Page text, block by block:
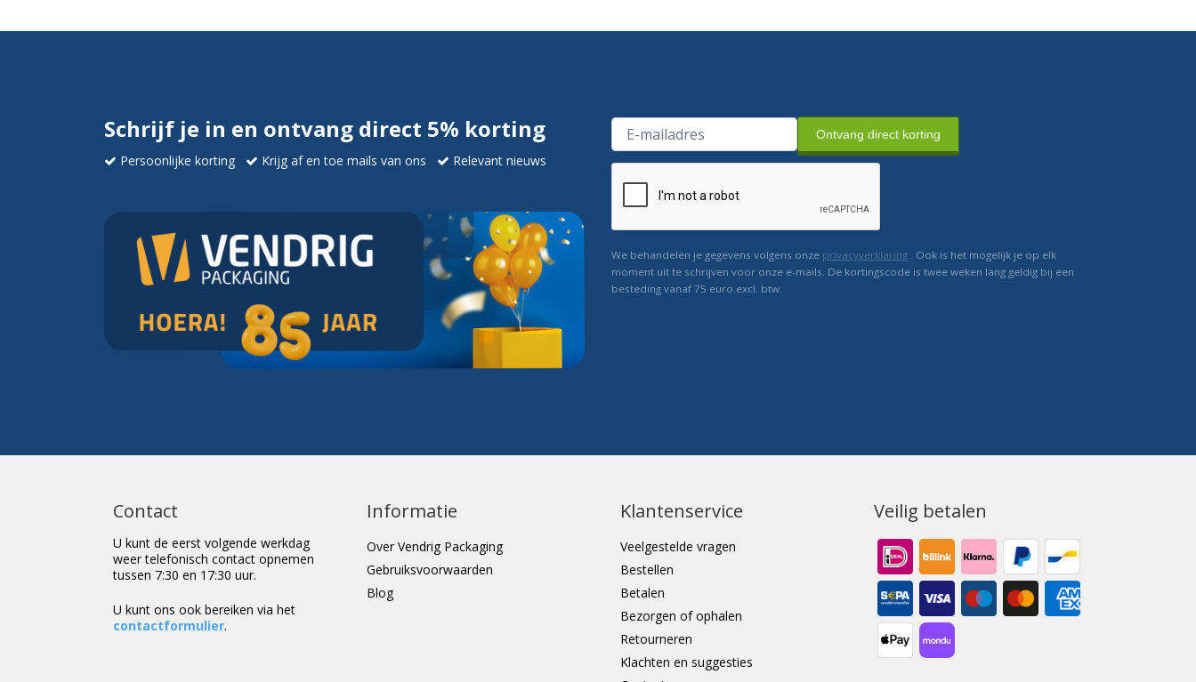
Schrijf je in en ontvang direct 5% korting
Persoonlijke korting Krijg af en toe mails van ons Relevant nieuws
Ontvang direct korting
We behandelen je gegevens volgens onze privacyverklaring . Ook is het mogelijk je op elk
moment uit te schrijven voor onze e-mails. De kortingscode is twee weken lang geldig bij een
besteding vanaf 75 euro excl. btw.
Contact
U kunt de eerst volgende werkdag
weer telefonisch contact opnemen
tussen 7:30 en 17:30 uur.
U kunt ons ook bereiken via het
contactformulier.
Informatie
Over Vendrig Packaging
Gebruiksvoorwaarden
Blog
Klantenservice
Veelgestelde vragen
Bestellen
Betalen
Bezorgen of ophalen
Retourneren
Klachten en suggesties
Veilig betalen